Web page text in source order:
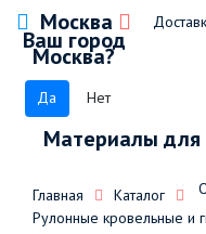
Москва
Ваш город
Москва?
Да Нет
Материалы для
Главная
Каталог
Рулонные кровельные и